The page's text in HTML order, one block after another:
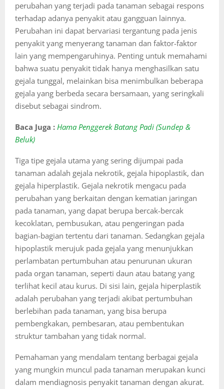
perubahan yang terjadi pada tanaman sebagai respons
terhadap adanya penyakit atau gangguan lainnya.
Perubahan ini dapat bervariasi tergantung pada jenis
penyakit yang menyerang tanaman dan faktor-faktor
lain yang mempengaruhinya. Penting untuk memahami
bahwa suatu penyakit tidak hanya menghasilkan satu
gejala tunggal, melainkan bisa menimbulkan beberapa
gejala yang berbeda secara bersamaan, yang seringkali
disebut sebagai sindrom.
Baca Juga : Hama Penggerek Batang Padi (Sundep &
Beluk)
Tiga tipe gejala utama yang sering dijumpai pada
tanaman adalah gejala nekrotik, gejala hipoplastik, dan
gejala hiperplastik. Gejala nekrotik mengacu pada
perubahan yang berkaitan dengan kematian jaringan
pada tanaman, yang dapat berupa bercak-bercak
kecoklatan, pembusukan, atau pengeringan pada
bagian-bagian tertentu dari tanaman. Sedangkan gejala
hipoplastik merujuk pada gejala yang menunjukkan
perlambatan pertumbuhan atau penurunan ukuran
pada organ tanaman, seperti daun atau batang yang
terlihat kecil atau kurus. Di sisi lain, gejala hiperplastik
adalah perubahan yang terjadi akibat pertumbuhan
berlebihan pada tanaman, yang bisa berupa
pembengkakan, pembesaran, atau pembentukan
struktur tambahan yang tidak normal.
Pemahaman yang mendalam tentang berbagai gejala
yang mungkin muncul pada tanaman merupakan kunci
dalam mendiagnosis penyakit tanaman dengan akurat.